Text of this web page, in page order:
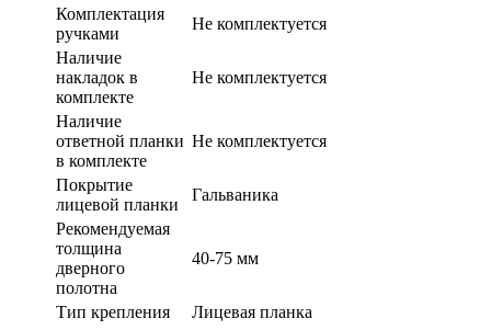
Комплектация
ручками
Не комплектуется
Наличие
накладок в
комплекте
Не комплектуется
Наличие
ответной планки
в комплекте
Не комплектуется
Покрытие
лицевой планки
Гальваника
Рекомендуемая
толщина
дверного
полотна
40-75 мм
Тип крепления
Лицевая планка